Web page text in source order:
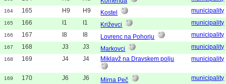
164 165 H9 H9 Kostel municipality
165 166 I1 I1 Križevci municipality
166 167 I8 I8 Lovrenc na Pohorju municipality
167 168 J3 J3 Markovci municipality
168 169 J4 J4 Miklavž na Dravskem polju municipality
169 170 J6 J6 Mirna Peč municipality